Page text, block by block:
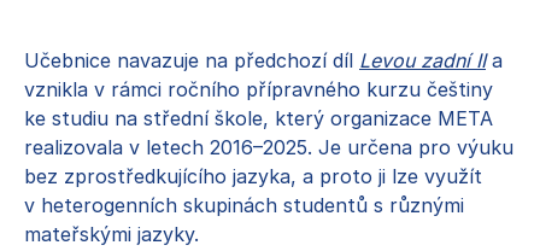
Učebnice navazuje na předchozí díl Levou zadní IIa
vznikla v rámci ročního přípravného kurzu češtiny
ke studiu na střední škole, který organizace META
realizovala v letech 2016–2025. Je určena pro výuku
bez zprostředkujícího jazyka, a proto ji lze využít
v heterogenních skupinách studentů s různými
mateřskými jazyky.